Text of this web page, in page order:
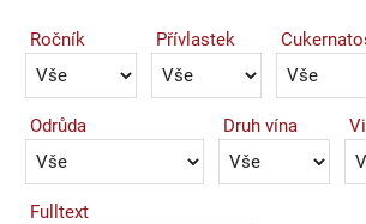
Ročník Přívlastek
Odrůda Druh vína
Fulltext